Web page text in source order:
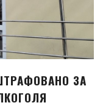
ЗА